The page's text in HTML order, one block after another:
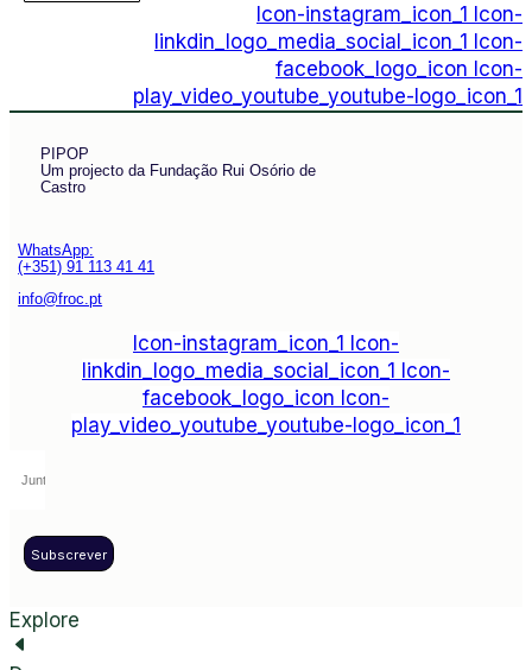
Icon-instagram_icon_1 Icon-
linkdin_logo_media_social_icon_1 Icon-
facebook_logo_icon Icon-
play_video_youtube_youtube-logo_icon_1
PIPOP
Um projecto da Fundação Rui Osório de
Castro
WhatsApp:
(+351) 91 113 41 41
info@froc.pt
Icon-instagram_icon_1 Icon-
linkdin_logo_media_social_icon_1 Icon-
facebook_logo_icon Icon-
play_video_youtube_youtube-logo_icon_1
Subscrever
Explore